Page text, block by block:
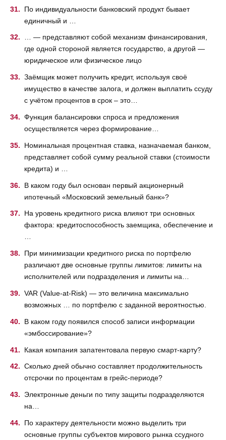
По индивидуальности банковский продукт бывает
единичный и …
… — представляют собой механизм финансирования,
где одной стороной является государство, а другой —
юридическое или физическое лицо
Заёмщик может получить кредит, используя своё
имущество в качестве залога, и должен выплатить ссуду
с учётом процентов в срок – это…
Функция балансировки спроса и предложения
осуществляется через формирование…
Номинальная процентная ставка, назначаемая банком,
представляет собой сумму реальной ставки (стоимости
кредита) и …
В каком году был основан первый акционерный
ипотечный «Московский земельный банк»?
На уровень кредитного риска влияют три основных
фактора: кредитоспособность заемщика, обеспечение и
…
При минимизации кредитного риска по портфелю
различают две основные группы лимитов: лимиты на
исполнителей или подразделения и лимиты на…
VAR (Value-at-Risk) — это величина максимально
возможных … по портфелю с заданной вероятностью.
В каком году появился способ записи информации
«эмбоссирование»?
Какая компания запатентовала первую смарт-карту?
Сколько дней обычно составляет продолжительность
отсрочки по процентам в грейс-периоде?
Электронные деньги по типу защиты подразделяются
на…
По характеру деятельности можно выделить три
основные группы субъектов мирового рынка ссудного